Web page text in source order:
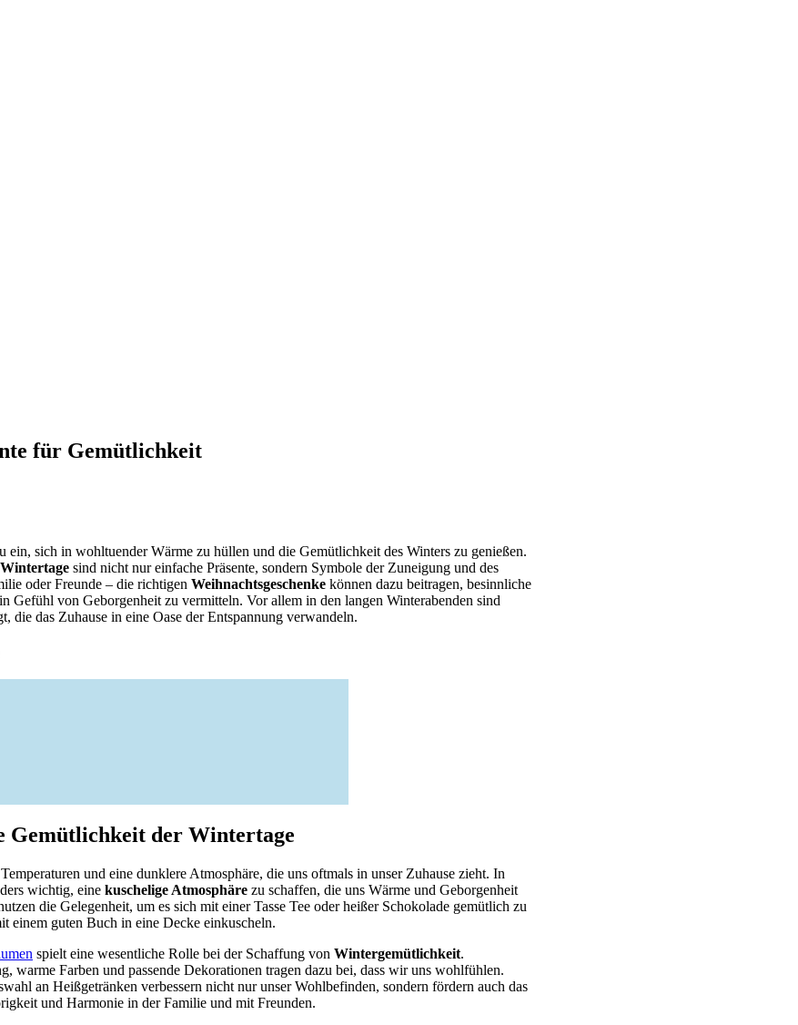
für Gemütlichkeit
ein, sich in wohltuender Wärme zu hüllen und die Gemütlichkeit des Winters zu genießen.
Wintertage sind nicht nur einfache Präsente, sondern Symbole der Zuneigung und des
oder Freunde – die richtigen Weihnachtsgeschenke können dazu beitragen, besinnliche
Gefühl von Geborgenheit zu vermitteln. Vor allem in den langen Winterabenden sind
die das Zuhause in eine Oase der Entspannung verwandeln.
Gemütlichkeit der Wintertage
und eine dunklere Atmosphäre, die uns oftmals in unser Zuhause zieht. In
wichtig, eine kuschelige Atmosphäre zu schaffen, die uns Wärme und Geborgenheit
die Gelegenheit, um es sich mit einer Tasse Tee oder heißer Schokolade gemütlich zu
einem guten Buch in eine Decke einkuscheln.
spielt eine wesentliche Rolle bei der Schaffung von Wintergemütlichkeit.
warme Farben und passende Dekorationen tragen dazu bei, dass wir uns wohlfühlen.
an Heißgetränken verbessern nicht nur unser Wohlbefinden, sondern fördern auch das
und Harmonie in der Familie und mit Freunden.